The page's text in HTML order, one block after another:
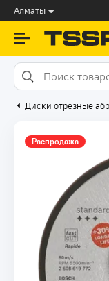
Алматы
Диски отрезные
Распродажа